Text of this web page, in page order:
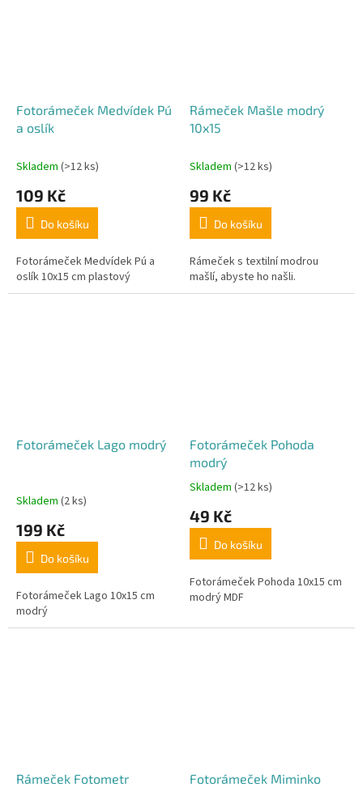
Fotorámeček Medvídek Pú
a oslík
Skladem (>12 ks)
109 Kč
Do košíku
Fotorámeček Medvídek Pú a
oslík 10x15 cm plastový
Rámeček Mašle modrý
10x15
Skladem (>12 ks)
99 Kč
Do košíku
Rámeček s textilní modrou
mašlí, abyste ho našli.
Fotorámeček Lago modrý
Skladem (2 ks)
199 Kč
Do košíku
Fotorámeček Lago 10x15 cm
modrý
Fotorámeček Pohoda
modrý
Průměrné
produktu
4,7
5
hvězdiček.
Skladem (>12 ks)
49 Kč
Do košíku
Fotorámeček Pohoda 10x15 cm
modrý MDF
Rámeček Fotometr
Fotorámeček Miminko